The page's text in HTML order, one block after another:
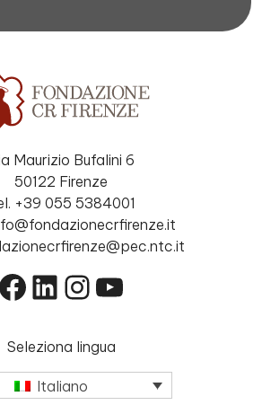
Maurizio Bufalini 6
50122 Firenze
+39 055 5384001
Facebook
LinkedIn
Instagram
YouTube
Seleziona lingua
Italiano